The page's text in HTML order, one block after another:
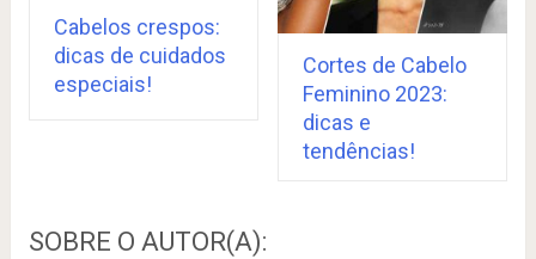
Cabelos crespos:
dicas de cuidados
especiais!
Cortes de Cabelo
Feminino 2023:
dicas e
tendências!
SOBRE O AUTOR(A):